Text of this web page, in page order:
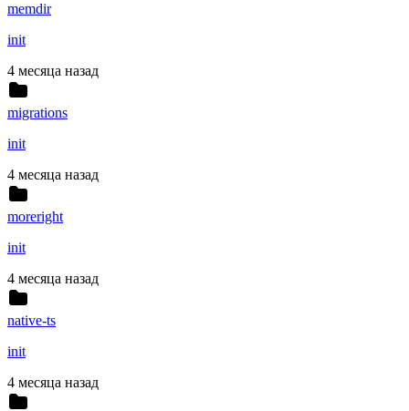
memdir
init
4 месяца назад
migrations
init
4 месяца назад
moreright
init
4 месяца назад
native-ts
init
4 месяца назад